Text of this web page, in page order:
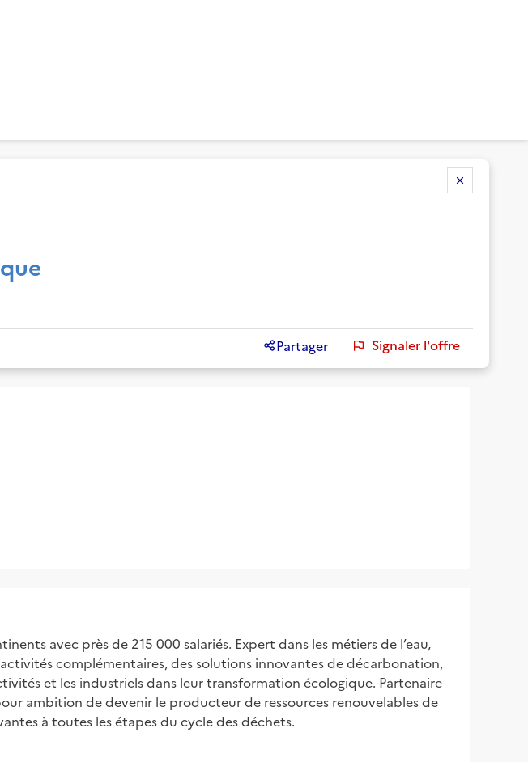
Partager Signaler l'offre
avec près de 215 000 salariés. Expert dans les métiers de l’eau,
complémentaires, des solutions innovantes de décarbonation,
et les industriels dans leur transformation écologique. Partenaire
ambition de devenir le producteur de ressources renouvelables de
à toutes les étapes du cycle des déchets.